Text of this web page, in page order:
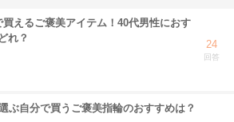
買えるご褒美アイテム！40代男性におす
れ？
24
回答
ぶ自分で買うご褒美指輪のおすすめは？